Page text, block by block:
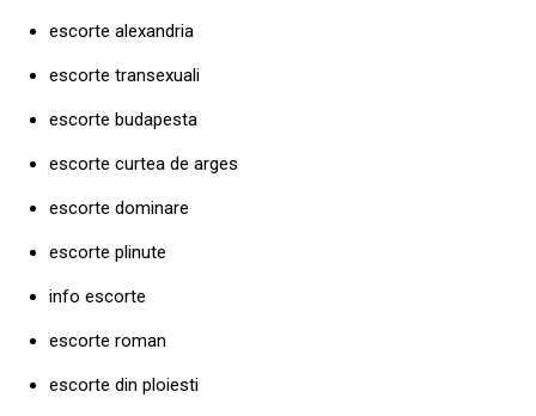
escorte alexandria
escorte transexuali
escorte budapesta
escorte curtea de arges
escorte dominare
escorte plinute
info escorte
escorte roman
escorte din ploiesti